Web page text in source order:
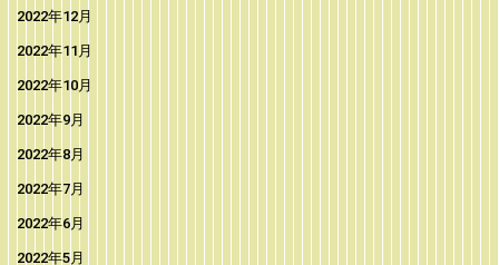
2022年12月
2022年11月
2022年10月
2022年9月
2022年8月
2022年7月
2022年6月
2022年5月